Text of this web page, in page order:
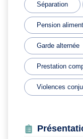
Séparation
Pension
Garde alternée
Prestation
Violences